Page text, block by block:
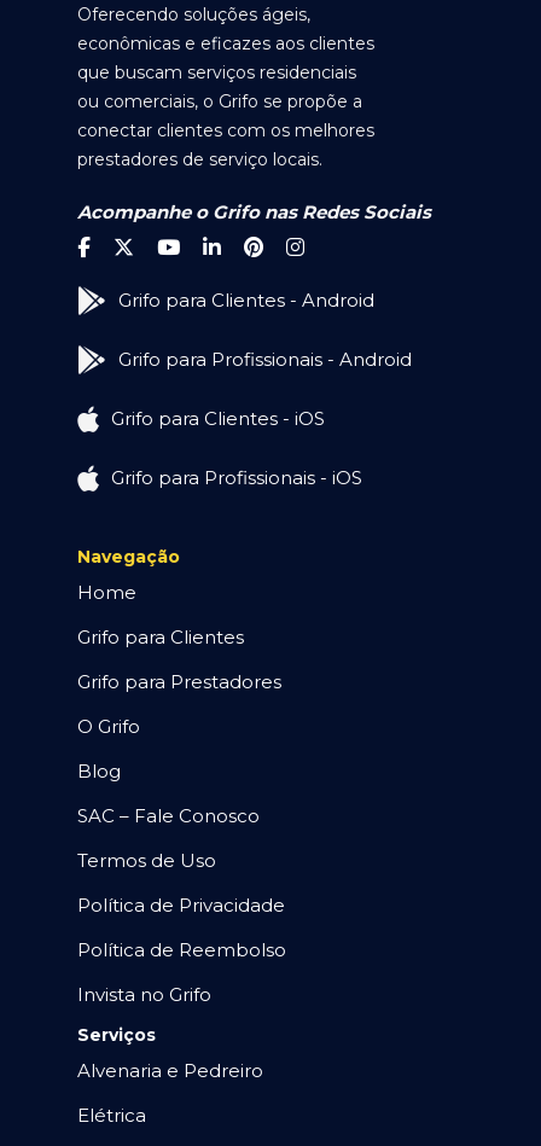
Oferecendo soluções ágeis,
econômicas e eficazes aos clientes
que buscam serviços residenciais
ou comerciais, o Grifo se propõe a
conectar clientes com os melhores
prestadores de serviço locais.
Acompanhe o Grifo nas Redes Sociais
Grifo para Clientes - Android
Grifo para Profissionais - Android
Grifo para Clientes - iOS
Grifo para Profissionais - iOS
Navegação
Home
Grifo para Clientes
Grifo para Prestadores
O Grifo
Blog
SAC – Fale Conosco
Termos de Uso
Política de Privacidade
Política de Reembolso
Invista no Grifo
Serviços
Alvenaria e Pedreiro
Elétrica